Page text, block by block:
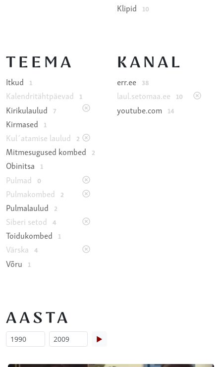
Klipid 10
TEEMA
Itkud 1
Kalendritähtpäevad 1
Kirikulaulud 7
Kirmased 1
Kul´atamise laulud 2
Mitmesugused kombed 2
Obinitsa 1
Pulmad 0
Pulmakombed 2
Pulmalaulud 2
Siberi setod 4
Toidukombed 1
Värska 4
Võru 1
KANAL
err.ee 38
laul.setomaa.ee 10
youtube.com 14
AASTA
▶